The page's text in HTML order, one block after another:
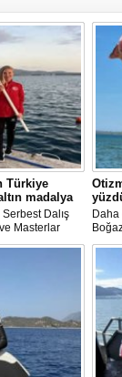
Türkiye
madalya
Dalış
Masterlar
milli
2 altın
bu